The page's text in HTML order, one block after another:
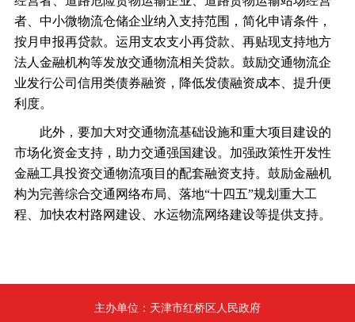
者、中小微物流仓储企业纳入支持范围，简化申请条件，
按月申报再贷款。运用支农支小再贷款、再贴现支持地方
法人金融机构等发放交通物流相关贷款。鼓励交通物流企
业发行公司信用类债券融资，降低发债融资成本、提升便
利度。
此外，要加大对交通物流基础设施和重大项目建设的
市场化资金支持，助力交通强国建设。加强政策性开发性
金融工具投资交通物流项目的配套融资支持。鼓励金融机
构为完善综合交通网络布局、落地“十四五”规划重大工
程、加快农村路网建设、水运物流网络建设等提供支持。
主办单位：天津市红桥区人民政府